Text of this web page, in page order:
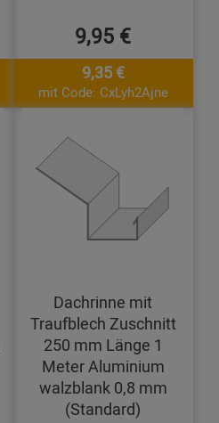
9,95 €
9,35 €
mit Code: CxLyh2Ajne
Dachrinne mit
Traufblech Zuschnitt
250 mm Länge 1
Meter Aluminium
walzblank 0,8 mm
(Standard)